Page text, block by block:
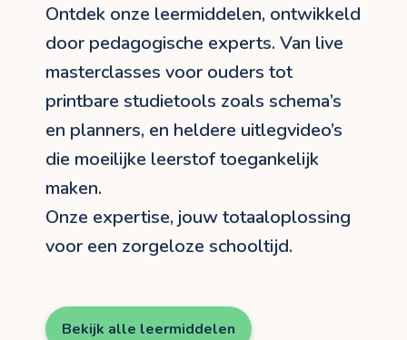
Ontdek onze leermiddelen, ontwikkeld
door pedagogische experts. Van live
masterclasses voor ouders tot
printbare studietools zoals schema’s
en planners, en heldere uitlegvideo’s
die moeilijke leerstof toegankelijk
maken.
Onze expertise, jouw totaaloplossing
voor een zorgeloze schooltijd.
Bekijk alle leermiddelen